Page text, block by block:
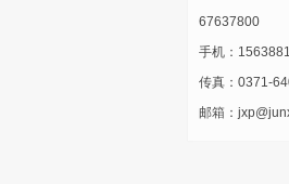
67637800
手机：
传真：0371-
邮箱：